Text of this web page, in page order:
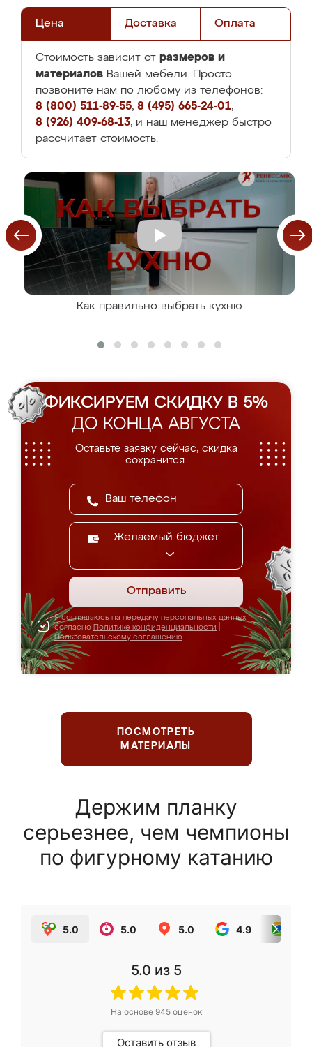
Цена Доставка Оплата
Стоимость зависит от размеров и
материалов Вашей мебели. Просто
позвоните нам по любому из телефонов:
8 (800) 511-89-55, 8 (495) 665-24-01,
8 (926) 409-68-13, и наш менеджер быстро
рассчитает стоимость.
Как правильно выбрать кухню
ФИКСИРУЕМ СКИДКУ В 5%
ДО КОНЦА АВГУСТА
Оставьте заявку сейчас, скидка
сохранится.
Желаемый бюджет
Отправить
Я соглашаюсь на передачу персональных данных
согласно Политике конфиденциальности
Пользовательскому соглашению
ПОСМОТРЕТЬ
МАТЕРИАЛЫ
Держим планку
серьезнее, чем чемпионы
по фигурному катанию
5.0 5.0 5.0 4.9
5.0 из 5
На основе 945оценок
Оставить отзыв